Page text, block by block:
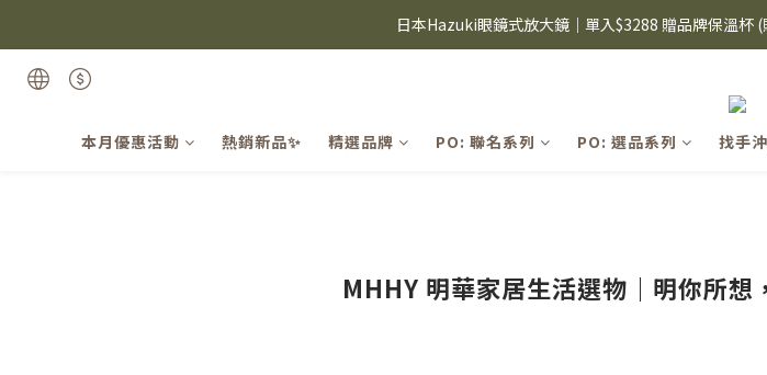
⸜ 8/1-8/31 ⸝  88購物節｜下單滿$1600折$100 / 滿$2200折
日本Hazuki眼鏡式放大鏡｜單入$3288 贈品牌保溫杯
本月優惠活動
熱銷新品✨ 精選品牌 PO: 聯名系列 PO: 選品系列 找手
MHHY 明華家居生活選物｜明你所